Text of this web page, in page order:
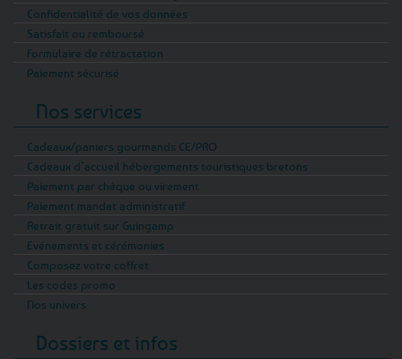
Confidentialité de vos données
Satisfait ou remboursé
Formulaire de rétractation
Paiement sécurisé
Nos services
Cadeaux/paniers gourmands CE/PRO
Cadeaux d’accueil hébergements touristiques bretons
Paiement par chèque ou virement
Paiement mandat administratif
Retrait gratuit sur Guingamp
Evénements et cérémonies
Composez votre coffret
Les codes promo
Nos univers
Dossiers et infos